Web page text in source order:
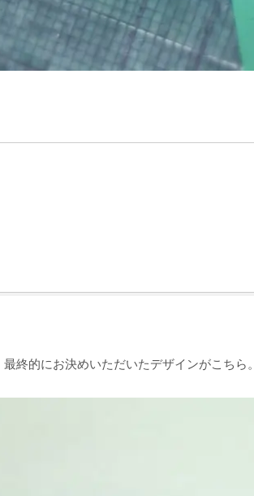
終的にお決めいただいたデザインがこちら。